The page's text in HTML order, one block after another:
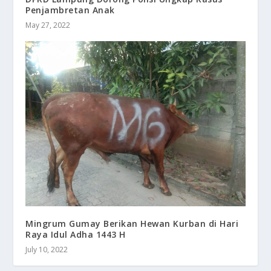
Penjambretan Anak
May 27, 2022
Mingrum Gumay Berikan Hewan Kurban di Hari
Raya Idul Adha 1443 H
July 10, 2022